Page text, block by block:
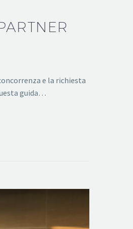
e la richiesta
guida…